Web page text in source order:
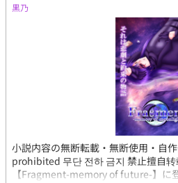
黒乃
小説内容の無断転載・無断使用・自
prohibited 무단 전하 금지 禁止擅自转
【Fragment-memory of future-】に